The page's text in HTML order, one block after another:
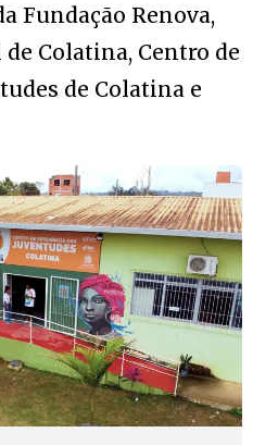
Fundação Renova,
Colatina, Centro de
de Colatina e